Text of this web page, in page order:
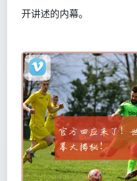
开讲述的内幕。